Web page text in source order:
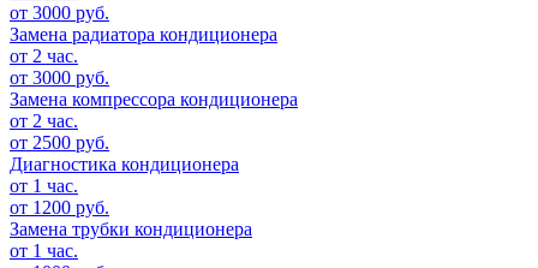
от 3000 руб.
Замена радиатора кондиционера
от 2 час.
от 3000 руб.
Замена компрессора кондиционера
от 2 час.
от 2500 руб.
Диагностика кондиционера
от 1 час.
от 1200 руб.
Замена трубки кондиционера
от 1 час.